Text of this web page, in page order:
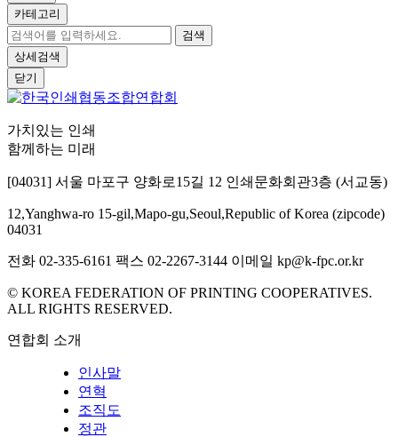
카테고리
검색
상세검색
닫기
가치있는 인쇄
함께하는 미래
[04031] 서울 마포구 양화로15길 12 인쇄문화회관3층 (서교동)
12,Yanghwa-ro 15-gil,Mapo-gu,Seoul,Republic of Korea (zipcode)
04031
전화 02-335-6161 팩스 02-2267-3144 이메일 kp@k-fpc.or.kr
© KOREA FEDERATION OF PRINTING COOPERATIVES.
ALL RIGHTS RESERVED.
연합회 소개
인사말
연혁
조직도
정관